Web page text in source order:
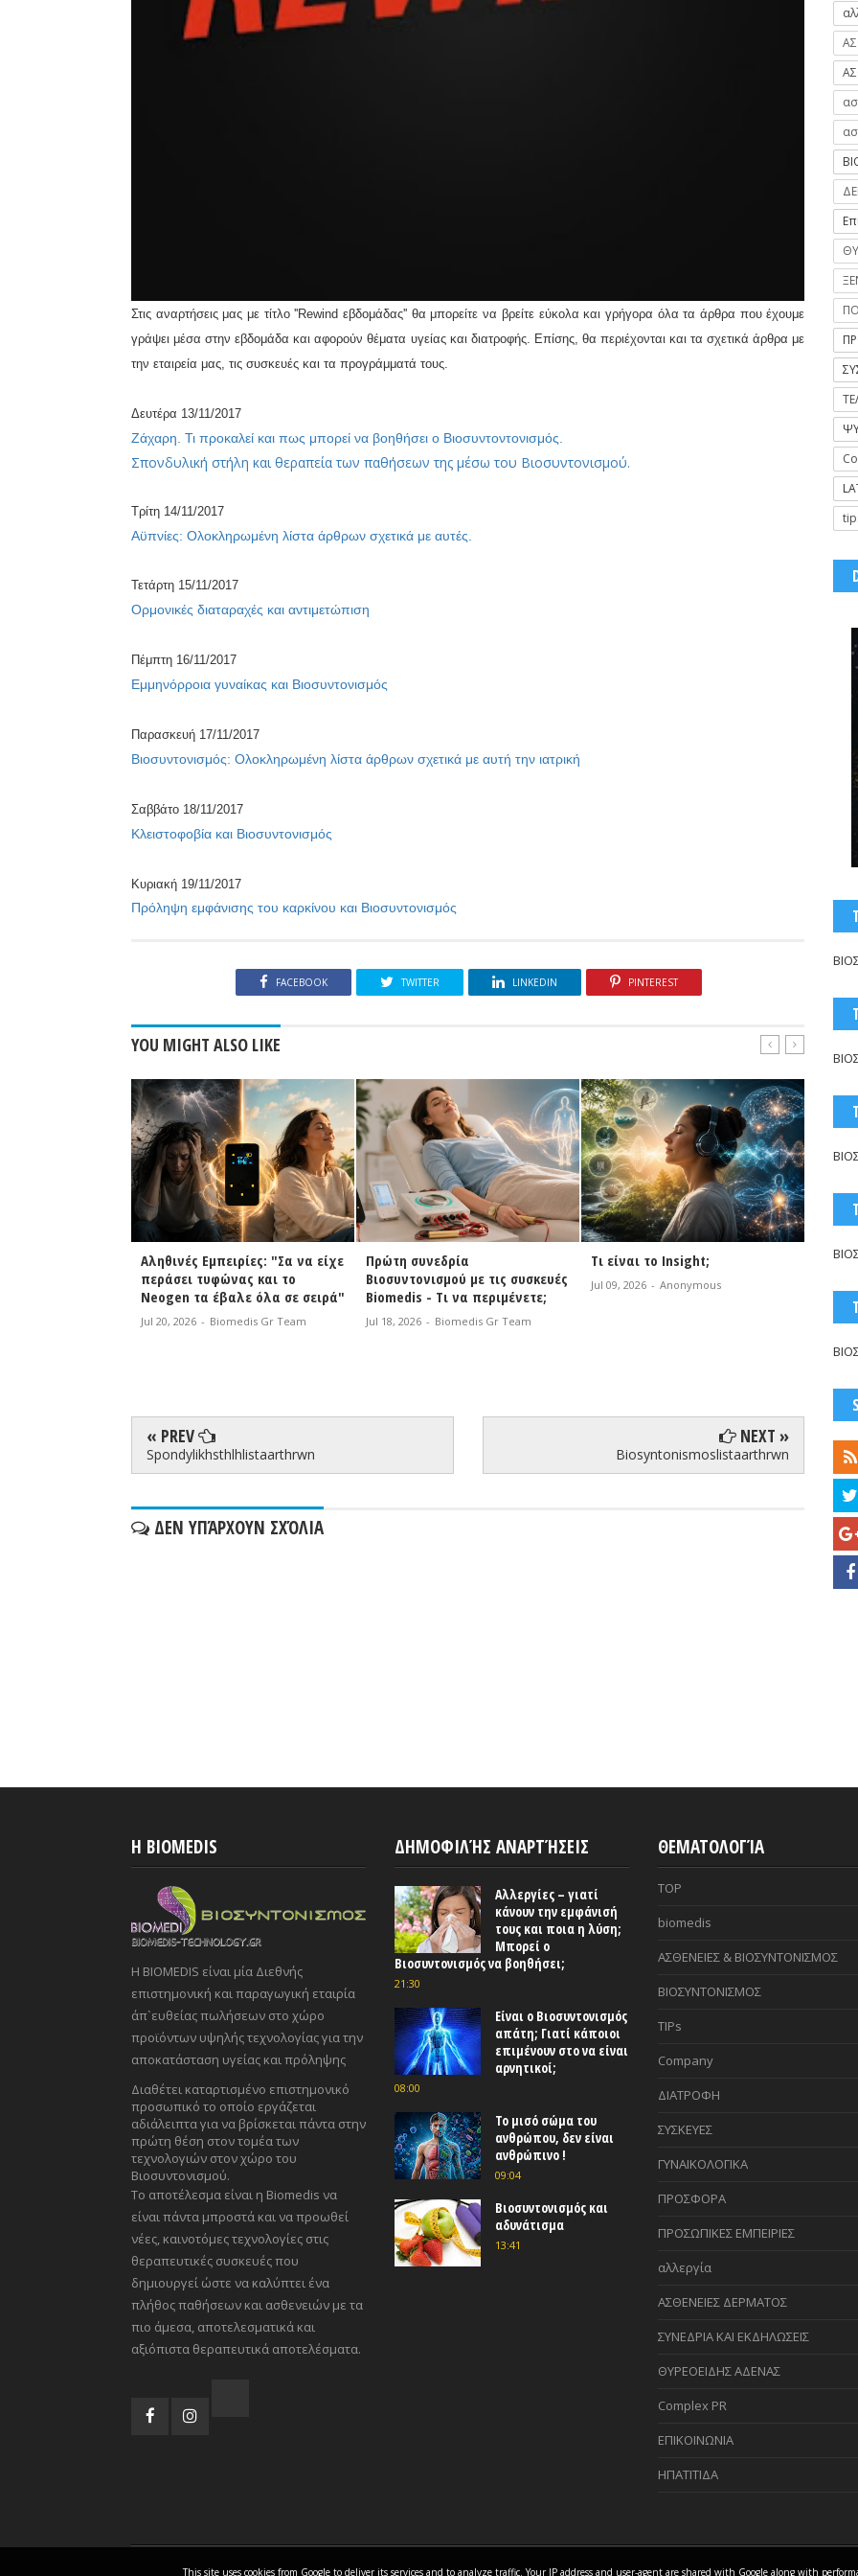
Στις αναρτήσεις μας με τίτλο ''Rewind εβδομάδας'' θα μπορείτε να βρείτε εύκολα και γρήγορα όλα τα άρθρα που έχουμε
γράψει μέσα στην εβδομάδα και αφορούν θέματα υγείας και διατροφής. Επίσης, θα περιέχονται και τα σχετικά άρθρα με
την εταιρεία μας, τις συσκευές και τα προγράμματά τους.
Δευτέρα 13/11/2017
Ζάχαρη. Τι προκαλεί και πως μπορεί να βοηθήσει ο Βιοσυντοντονισμός.
Σπονδυλική στήλη και θεραπεία των παθήσεων της μέσω του Βιοσυντονισμού.
Τρίτη 14/11/2017
Αϋπνίες: Ολοκληρωμένη λίστα άρθρων σχετικά με αυτές.
Τετάρτη 15/11/2017
Ορμονικές διαταραχές και αντιμετώπιση
Πέμπτη 16/11/2017
Εμμηνόρροια γυναίκας και Βιοσυντονισμός
Παρασκευή 17/11/2017
Βιοσυντονισμός: Ολοκληρωμένη λίστα άρθρων σχετικά με αυτή την ιατρική
Σαββάτο 18/11/2017
Κλειστοφοβία και Βιοσυντονισμός
Κυριακή 19/11/2017
Πρόληψη εμφάνισης του καρκίνου και Βιοσυντονισμός
FACEBOOK TWITTER LINKEDIN PINTEREST
YOU MIGHT ALSO LIKE
Αληθινές Εμπειρίες: "Σα να είχε
περάσει τυφώνας και το
Neogen τα έβαλε όλα σε σειρά"
Jul 20, 2026 - Biomedis Gr Team
Πρώτη συνεδρία
Βιοσυντονισμού με τις συσκευές
Biomedis - Τι να περιμένετε;
Jul 18, 2026 - Biomedis Gr Team
Τι είναι το Insight;
Jul 09, 2026 - Anonymous
Jul 06,
« PREV
Spondylikhsthlhlistaarthrwn
NEXT »
Biosyntonismoslistaarthrwn
ΔΕΝ ΥΠΆΡΧΟΥΝ ΣΧΌΛΙΑ
H BIOMEDIS
Η BIOMEDIS είναι μία Διεθνής
επιστημονική και παραγωγική εταιρία
άπ`ευθείας πωλήσεων στο χώρο
προϊόντων υψηλής τεχνολογίας για την
αποκατάσταση υγείας και πρόληψης
Διαθέτει καταρτισμένο επιστημονικό
προσωπικό το οποίο εργάζεται
αδιάλειπτα για να βρίσκεται πάντα στην
πρώτη θέση στον τομέα των
τεχνολογιών στον χώρο του
Βιοσυντονισμού.
Το αποτέλεσμα είναι η Biomedis να
είναι πάντα μπροστά και να προωθεί
νέες, καινοτόμες τεχνολογίες στις
θεραπευτικές συσκευές που
δημιουργεί ώστε να καλύπτει ένα
πλήθος παθήσεων και ασθενειών με τα
πιο άμεσα, αποτελεσματικά και
αξιόπιστα θεραπευτικά αποτελέσματα.
ΔΗΜΟΦΙΛΉΣ ΑΝΑΡΤΉΣΕΙΣ
Αλλεργίες – γιατί
κάνουν την εμφάνισή
τους και ποια η λύση;
Μπορεί ο
Βιοσυντονισμός να βοηθήσει;
21:30
Είναι ο Βιοσυντονισμός
απάτη; Γιατί κάποιοι
επιμένουν στο να είναι
αρνητικοί;
08:00
Το μισό σώμα του
ανθρώπου, δεν είναι
ανθρώπινο !
09:04
Βιοσυντονισμός και
αδυνάτισμα
13:41
ΘΕΜΑΤΟΛΟΓΊΑ
TOP
biomedis
ΑΣΘΕΝΕΙΕΣ & ΒΙΟΣΥΝΤΟΝΙΣΜΟΣ
ΒΙΟΣΥΝΤΟΝΙΣΜΟΣ
TIPs
Company
ΔΙΑΤΡΟΦΗ
ΣΥΣΚΕΥΕΣ
ΓΥΝΑΙΚΟΛΟΓΙΚΑ
ΠΡΟΣΦΟΡΑ
ΠΡΟΣΩΠΙΚΕΣ ΕΜΠΕΙΡΙΕΣ
αλλεργία
ΑΣΘΕΝΕΙΕΣ ΔΕΡΜΑΤΟΣ
ΣΥΝΕΔΡΙΑ ΚΑΙ ΕΚΔΗΛΩΣΕΙΣ
ΘΥΡΕΟΕΙΔΗΣ ΑΔΕΝΑΣ
Complex PR
ΕΠΙΚΟΙΝΩΝΙΑ
ΗΠΑΤΙΤΙΔΑ
This site uses cookies from Google to deliver its services and to analyze traffic. Your IP address and user-agent are shared with Google along with